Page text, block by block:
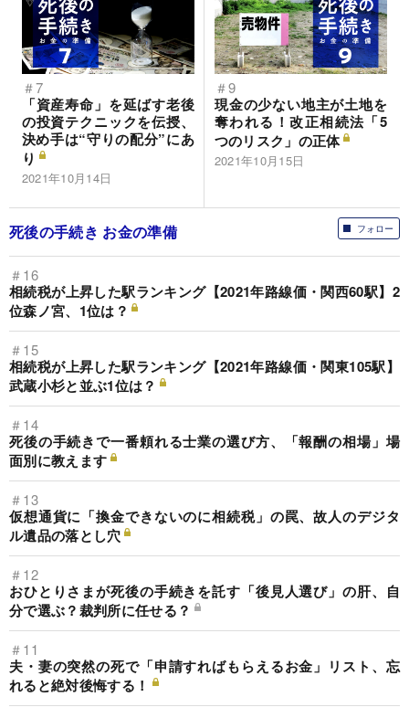
＃7
「資産寿命」を延ばす老後
の投資テクニックを伝授、
決め手は“守りの配分”にあ
り
2021年10月14日
＃9
現金の少ない地主が土地を
奪われる！改正相続法「5
つのリスク」の正体
2021年10月15日
フォロー
死後の手続き お金の準備
＃16
相続税が上昇した駅ランキング【2021年路線価・関西60駅】2
位森ノ宮、1位は？
＃15
相続税が上昇した駅ランキング【2021年路線価・関東105駅】
武蔵小杉と並ぶ1位は？
＃14
死後の手続きで一番頼れる士業の選び方、「報酬の相場」場
面別に教えます
＃13
仮想通貨に「換金できないのに相続税」の罠、故人のデジタ
ル遺品の落とし穴
＃12
おひとりさまが死後の手続きを託す「後見人選び」の肝、自
分で選ぶ？裁判所に任せる？
＃11
夫・妻の突然の死で「申請すればもらえるお金」リスト、忘
れると絶対後悔する！